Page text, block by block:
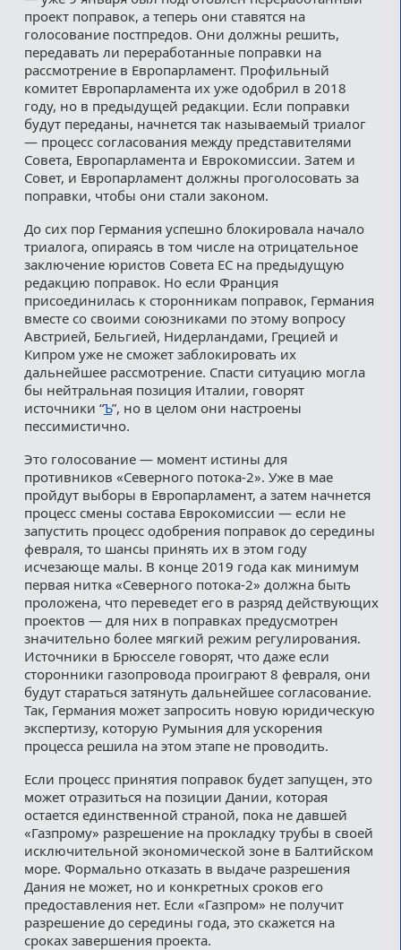
проект поправок, а теперь они ставятся на
голосование постпредов. Они должны решить,
передавать ли переработанные поправки на
рассмотрение в Европарламент. Профильный
комитет Европарламента их уже одобрил в 2018
году, но в предыдущей редакции. Если поправки
будут переданы, начнется так называемый триалог
— процесс согласования между представителями
Совета, Европарламента и Еврокомиссии. Затем и
Совет, и Европарламент должны проголосовать за
поправки, чтобы они стали законом.
До сих пор Германия успешно блокировала начало
триалога, опираясь в том числе на отрицательное
заключение юристов Совета ЕС на предыдущую
редакцию поправок. Но если Франция
присоединилась к сторонникам поправок, Германия
вместе со своими союзниками по этому вопросу
Австрией, Бельгией, Нидерландами, Грецией и
Кипром уже не сможет заблокировать их
дальнейшее рассмотрение. Спасти ситуацию могла
бы нейтральная позиция Италии, говорят
источники “Ъ”, но в целом они настроены
пессимистично.
Это голосование — момент истины для
противников «Северного потока-2». Уже в мае
пройдут выборы в Европарламент, а затем начнется
процесс смены состава Еврокомиссии — если не
запустить процесс одобрения поправок до середины
февраля, то шансы принять их в этом году
исчезающе малы. В конце 2019 года как минимум
первая нитка «Северного потока-2» должна быть
проложена, что переведет его в разряд действующих
проектов — для них в поправках предусмотрен
значительно более мягкий режим регулирования.
Источники в Брюсселе говорят, что даже если
сторонники газопровода проиграют 8 февраля, они
будут стараться затянуть дальнейшее согласование.
Так, Германия может запросить новую юридическую
экспертизу, которую Румыния для ускорения
процесса решила на этом этапе не проводить.
Если процесс принятия поправок будет запущен, это
может отразиться на позиции Дании, которая
остается единственной страной, пока не давшей
«Газпрому» разрешение на прокладку трубы в своей
исключительной экономической зоне в Балтийском
море. Формально отказать в выдаче разрешения
Дания не может, но и конкретных сроков его
предоставления нет. Если «Газпром» не получит
разрешение до середины года, это скажется на
сроках завершения проекта.